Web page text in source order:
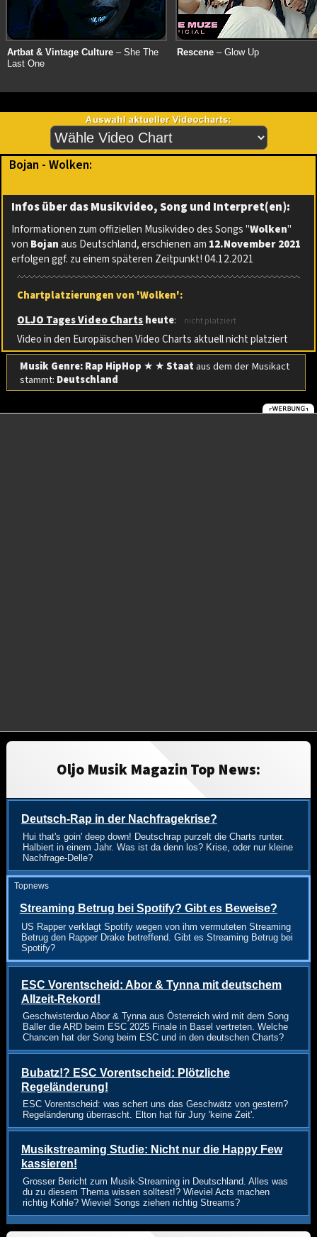
Artbat & Vintage Culture – She The
Last One
Rescene – Glow Up
Bojan - Wolken:
Infos über das Musikvideo, Song und Interpret(en):
Informationen zum offiziellen Musikvideo des Songs "Wolken"
von Bojanaus Deutschland, erschienen am 12.November 2021
erfolgen ggf. zu einem späteren Zeitpunkt! 04.12.2021
Chartplatzierungen von 'Wolken':
OLJO Tages Video Chartsheute: nicht platziert
Video in den Europäischen Video Charts aktuell nicht platziert
Musik Genre: Rap HipHop ★ ★Staataus dem der Musikact
stammt: Deutschland
Oljo Musik Magazin Top News:
Deutsch-Rap in der Nachfragekrise?
Hui that's goin' deep down! Deutschrap purzelt die Charts runter.
Halbiert in einem Jahr. Was ist da denn los? Krise, oder nur kleine
Nachfrage-Delle?
Topnews
Streaming Betrug bei Spotify? Gibt es Beweise?
US Rapper verklagt Spotify wegen von ihm vermuteten Streaming
Betrug den Rapper Drake betreffend. Gibt es Streaming Betrug bei
Spotify?
ESC Vorentscheid: Abor & Tynna mit deutschem
Allzeit-Rekord!
Geschwisterduo Abor & Tynna aus Österreich wird mit dem Song
Baller die ARD beim ESC 2025 Finale in Basel vertreten. Welche
Chancen hat der Song beim ESC und in den deutschen Charts?
Bubatz!? ESC Vorentscheid: Plötzliche
Regeländerung!
ESC Vorentscheid: was schert uns das Geschwätz von gestern?
Regeländerung überrascht. Elton hat für Jury 'keine Zeit'.
Musikstreaming Studie: Nicht nur die Happy Few
kassieren!
Grosser Bericht zum Musik-Streaming in Deutschland. Alles was
du zu diesem Thema wissen solltest!? Wieviel Acts machen
richtig Kohle? Wieviel Songs ziehen richtig Streams?